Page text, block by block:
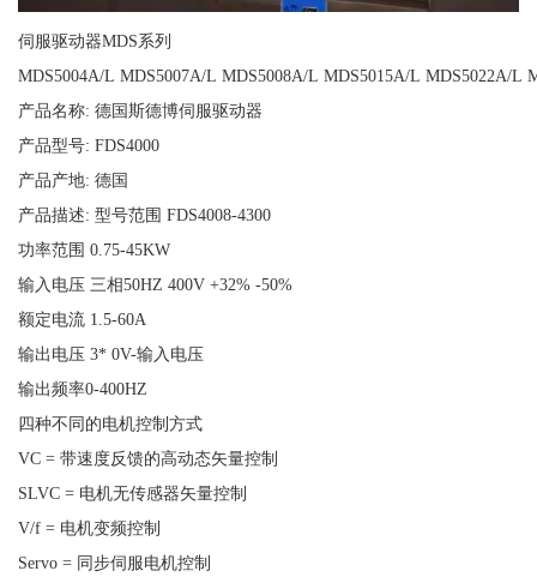
伺服驱动器MDS系列
MDS5004A/L MDS5007A/L MDS5008A/L MDS5015A/L MDS5022A/
产品名称: 德国斯德博伺服驱动器
产品型号: FDS4000
产品产地: 德国
产品描述: 型号范围 FDS4008-4300
功率范围 0.75-45KW
输入电压 三相50HZ 400V +32% -50%
额定电流 1.5-60A
输出电压 3* 0V-输入电压
输出频率0-400HZ
四种不同的电机控制方式
VC = 带速度反馈的高动态矢量控制
SLVC = 电机无传感器矢量控制
V/f = 电机变频控制
Servo = 同步伺服电机控制